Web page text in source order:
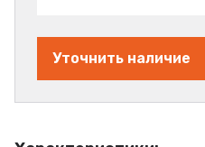
Уточнить наличие